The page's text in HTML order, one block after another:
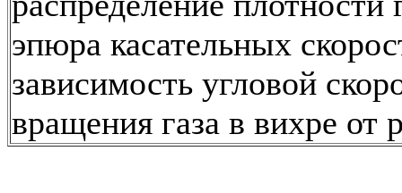
эпюра касательных
зависимость угловой
вращения газа в вихре от